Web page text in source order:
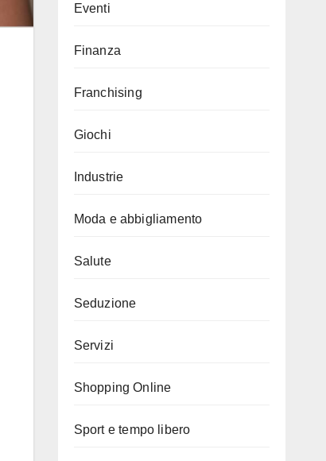
Eventi
Finanza
Franchising
Giochi
Industrie
Moda e abbigliamento
Salute
Seduzione
Servizi
Shopping Online
Sport e tempo libero